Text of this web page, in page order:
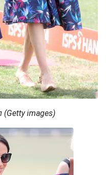
images)